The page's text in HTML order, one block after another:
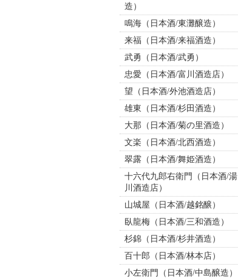
造）
鳴海（日本酒/東灘醸造）
来福（日本酒/来福酒造）
武勇（日本酒/武勇）
忠愛（日本酒/富川酒造店）
望（日本酒/外池酒造店）
雄東（日本酒/杉田酒造）
大那（日本酒/菊の里酒造）
文楽（日本酒/北西酒造）
翠露（日本酒/舞姫酒造）
十六代九郎右衛門（日本酒/湯
川酒造店）
山城屋（日本酒/越銘醸）
臥龍梅（日本酒/三和酒造）
杉錦（日本酒/杉井酒造）
百十郎（日本酒/林本店）
小左衛門（日本酒/中島醸造）